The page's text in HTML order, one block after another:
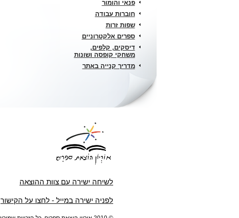
פנאי והומור
חוברות עבודה
שפות זרות
ספרים אלקטרוניים
דיסקים, קלפים,
משחקי קופסה ושונות
מדריך קנייה באתר
לשיחה ישירה עם צוות ההוצאה
לפניה ישירה במייל - לחצו על הקישור